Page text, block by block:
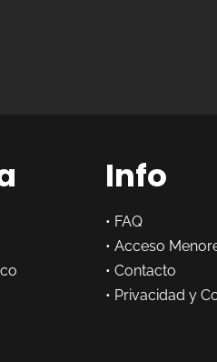
Info
• FAQ
•Acceso
•Contacto
• Privacidad y